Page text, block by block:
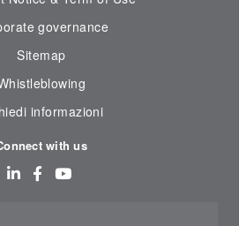
governance
Sitemap
informazioni
with us